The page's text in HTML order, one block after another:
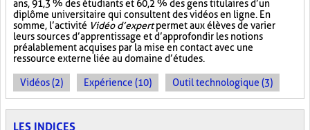
ans, 91,3 % des étudiants et 60,2 % des gens titulaires d’un
diplôme universitaire qui consultent des vidéos en ligne. En
somme, l’activité Vidéo d’expertpermet aux élèves de varier
leurs sources d’apprentissage et d’approfondir les notions
préalablement acquises par la mise en contact avec une
ressource externe liée au domaine d’études.
Vidéos (2) Expérience (10) Outil technologique (3)
LES INDICES